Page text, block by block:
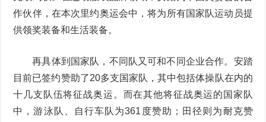
作伙伴，在本次里约奥运会中，将为所有国家队运动员提
供领奖装备和生活装备。
再具体到国家队，不同队又可和不同企业合作。安踏
目前已签约赞助了20多支国家队，其中包括体操队在内的
十几支队伍将征战奥运。而在其他将征战奥运的国家队
中，游泳队、自行车队为361度赞助；田径则为耐克赞